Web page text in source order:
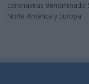
coronavirus denominado
Norte América y Europa